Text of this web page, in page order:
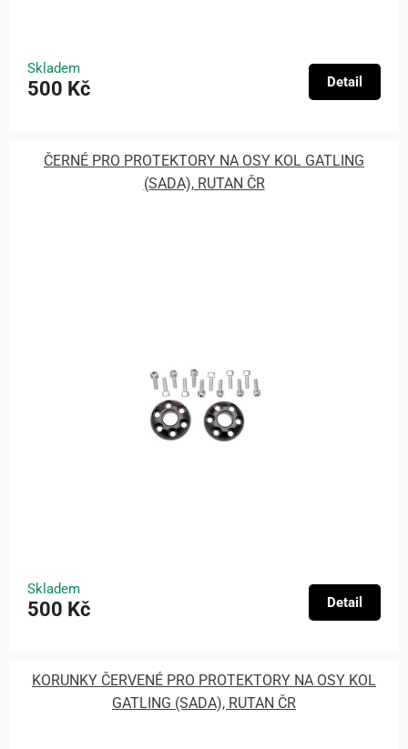
Skladem
500 Kč Detail
ČERNÉ PRO PROTEKTORY NA OSY KOL GATLING
(SADA), RUTAN ČR
Skladem
500 Kč Detail
KORUNKY ČERVENÉ PRO PROTEKTORY NA OSY KOL
GATLING (SADA), RUTAN ČR